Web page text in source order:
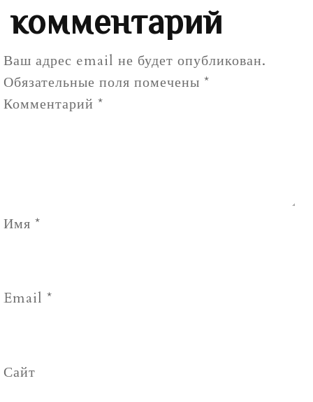
комментарий
Ваш адрес email не будет опубликован.
Обязательные поля помечены *
Комментарий *
Имя *
Email *
Сайт